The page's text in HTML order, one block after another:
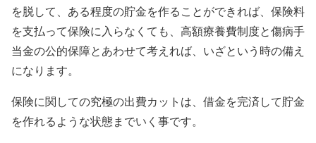
を脱して、ある程度の貯金を作ることができれば、保険料
を支払って保険に入らなくても、高額療養費制度と傷病手
当金の公的保障とあわせて考えれば、いざという時の備え
になります。
保険に関しての究極の出費カットは、借金を完済して貯金
を作れるような状態までいく事です。